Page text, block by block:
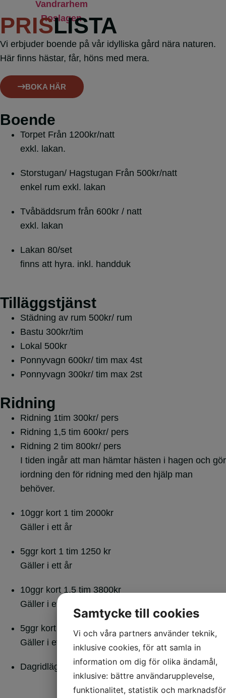
PRISLISTA
Vi erbjuder boende på vår idylliska gård nära naturen.
Här finns hästar, får, höns med mera.
BOKA HÄR
Boende
Torpet Från 1200kr/natt
exkl. lakan.
Storstugan/ Hagstugan Från 500kr/natt
enkel rum exkl. lakan
Tvåbäddsrum från 600kr / natt
exkl. lakan
Lakan 80/set
finns att hyra. inkl. handduk
Tilläggstjänst
Städning av rum 500kr/ rum
Bastu 300kr/tim
Lokal 500kr
Ponnyvagn 600kr/ tim max 4st
Ponnyvagn 300kr/ tim max 2st
Ridning
Ridning 1tim 300kr/ pers
Ridning 1,5 tim 600kr/ pers
Ridning 2 tim 800kr/ pers
I tiden ingår att man hämtar hästen i hagen och gör
iordning den för ridning med den hjälp man
behöver.
10ggr kort 1 tim 2000kr
Gäller i ett år
5ggr kort 1 tim 1250 kr
Gäller i ett år
10ggr kort 1,5 tim 3800kr
Gäller i ett år
5ggr kort 1,5 tim
2000kr
Gäller i ett år
Dagridläger 3 dagar2700kr
Samtycke till cookies
Vi och våra partners använder teknik,
inklusive cookies, för att samla in
information om dig för olika ändamål,
inklusive: bättre användarupplevelse,
funktionalitet, statistik och